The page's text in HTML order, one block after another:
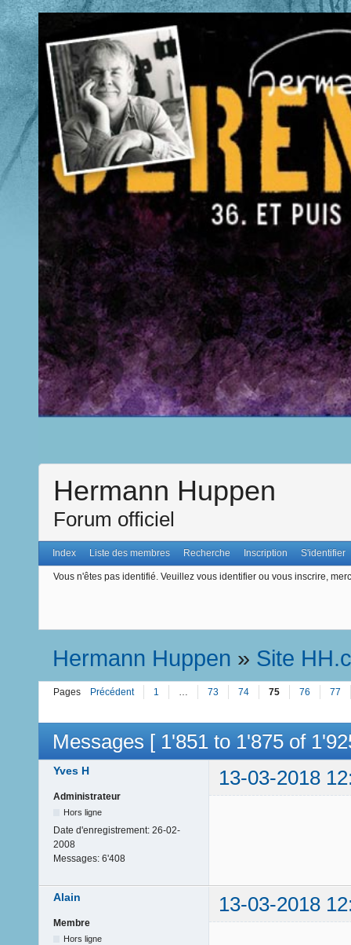
Hermann Huppen
Forum officiel
Index Liste des membres Recherche Inscription S'identifier
Vous n'êtes pas identifié. Veuillez vous identifier ou vous inscrire,
Hermann Huppen » Site
Pages Précédent 1 73 74 75 76 77
Messages [ 1'851 to 1'875 of
Yves H 13-03-2018
Administrateur
Hors ligne
Date d'enregistrement: 26-02-
2008
Messages: 6'408
Alain 13-03-2018
Membre
Hors ligne